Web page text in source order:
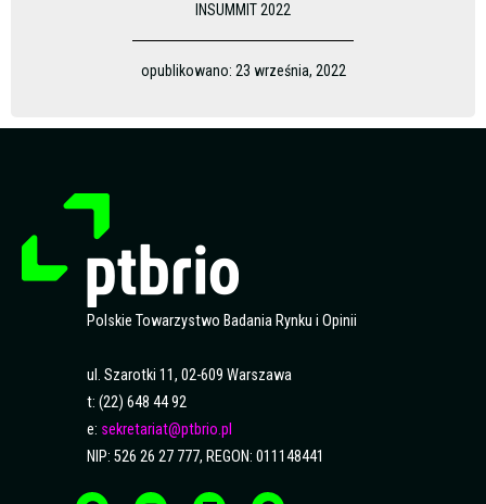
INSUMMIT 2022
opublikowano: 23 września, 2022
Polskie Towarzystwo Badania Rynku i Opinii
ul. Szarotki 11, 02-609 Warszawa
t: (22) 648 44 92
e: sekretariat@ptbrio.pl
NIP: 526 26 27 777, REGON: 011148441
a
o
i
p